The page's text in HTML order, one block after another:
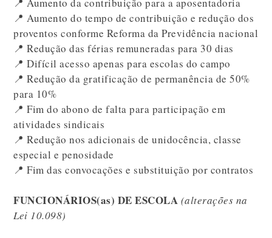
📍 Aumento da contribuição para a aposentadoria
📍 Aumento do tempo de contribuição e redução dos
proventos conforme Reforma da Previdência nacional
📍 Redução das férias remuneradas para 30 dias
📍 Difícil acesso apenas para escolas do campo
📍 Redução da gratificação de permanência de 50%
para 10%
📍 Fim do abono de falta para participação em
atividades sindicais
📍 Redução nos adicionais de unidocência, classe
especial e penosidade
📍 Fim das convocações e substituição por contratos
FUNCIONÁRIOS(as) DE ESCOLA (alterações na
Lei 10.098)